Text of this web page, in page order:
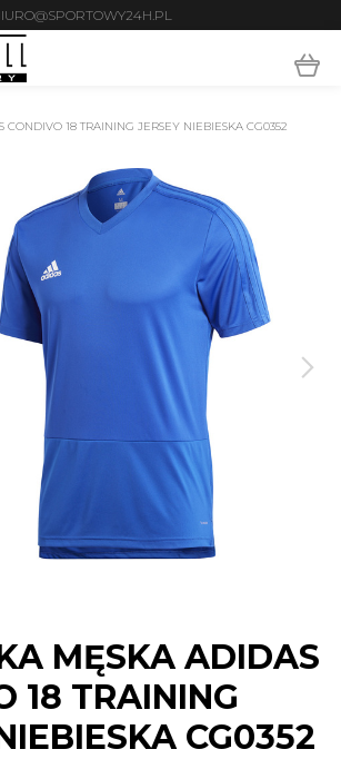
CONDIVO 18 TRAINING JERSEY NIEBIESKA CG0352
MĘSKA ADIDAS
18 TRAINING
CG0352